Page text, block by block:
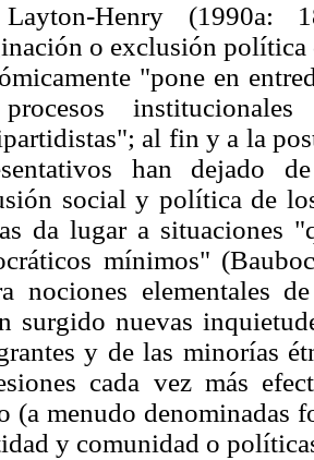
Henry (1990a:
o exclusión
"pone en
al fin y a la
han dejado
social y política de
da lugar a situaciones
mínimos"
nociones elementales
surgido nuevas
y de las minorías
cada vez más
(a menudo denominadas
y comunidad o